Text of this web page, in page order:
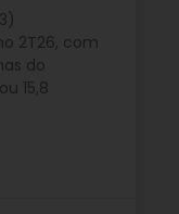
2T26, com
do
15,8